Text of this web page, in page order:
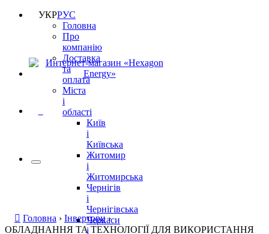
УКРРУС
Головна
Про
компанію
Доставка
та
оплата
Міста
і
області
Київ
і
Київська
Житомир
і
Житомирська
Чернігів
і
Чернігівська
Черкаси
і
Головна › Інвертори›
ОБЛАДНАННЯ ТА ТЕХНОЛОГІЇ ДЛЯ ВИКОРИСТАННЯ